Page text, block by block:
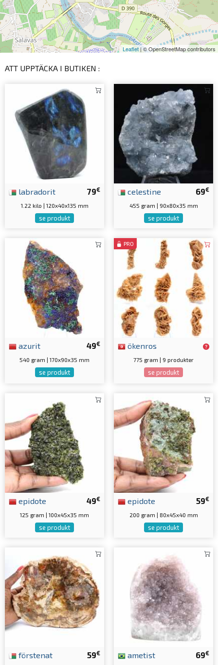
Leaflet| © OpenStreetMap contributors
ATT UPPTÄCKA I BUTIKEN :
79€
labradorit
1.22 kilo | 120x40x135 mm
se produkt
69€
celestine
455 gram | 90x80x35 mm
se produkt
49€
azurit
540 gram | 170x90x35 mm
se produkt
PRO
ökenros
775 gram | 9 produkter
se produkt
49€
epidote
125 gram | 100x45x35 mm
se produkt
59€
epidote
200 gram | 80x45x40 mm
se produkt
59€
förstenat 69€
ametist